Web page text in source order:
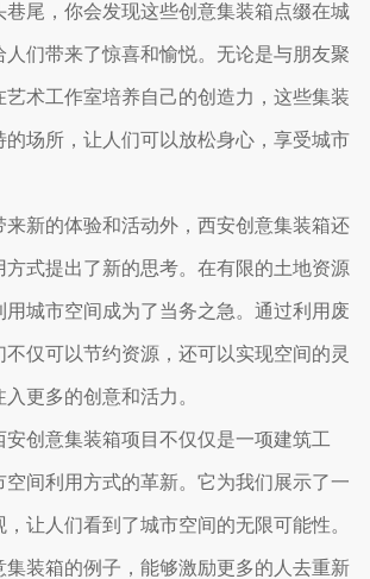
巷尾，你会发现这些创意集装箱点缀在城
人们带来了惊喜和愉悦。无论是与朋友聚
艺术工作室培养自己的创造力，这些集装
的场所，让人们可以放松身心，享受城市
来新的体验和活动外，西安创意集装箱还
方式提出了新的思考。在有限的土地资源
用城市空间成为了当务之急。通过利用废
仅可以节约资源，还可以实现空间的灵
更多的创意和活力。
安创意集装箱项目不仅仅是一项建筑工
空间利用方式的革新。它为我们展示了一
让人们看到了城市空间的无限可能性。
集装箱的例子，能够激励更多的人去重新